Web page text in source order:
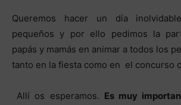
Queremos hacer un día
pequeños y por ello pedimos la
papás y mamás en animar a todos los
tanto en la fiesta como en el concurso
Allí os esperamos. Es muy